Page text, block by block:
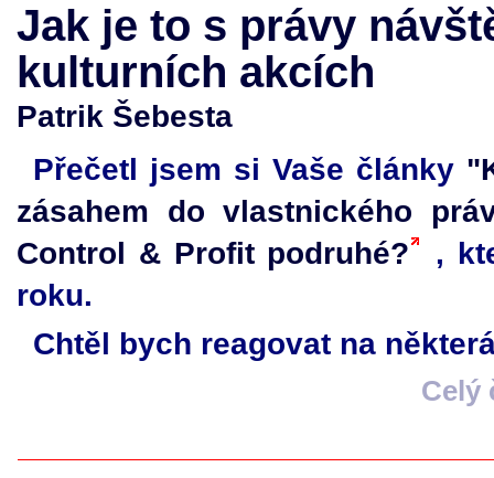
Jak je to s právy
kulturních akcích
Patrik Šebesta
Přečetl jsem si Vaše články
zásahem do vlastnického
Control & Profit podruhé?
,
roku.
Chtěl bych reagovat na
Celý